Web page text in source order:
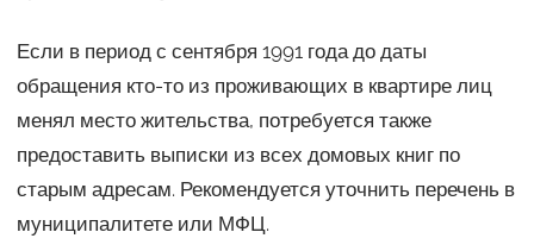
Если в период с сентября 1991 года до даты
обращения кто-то из проживающих в квартире лиц
менял место жительства, потребуется также
предоставить выписки из всех домовых книг по
старым адресам. Рекомендуется уточнить перечень в
муниципалитете или МФЦ.